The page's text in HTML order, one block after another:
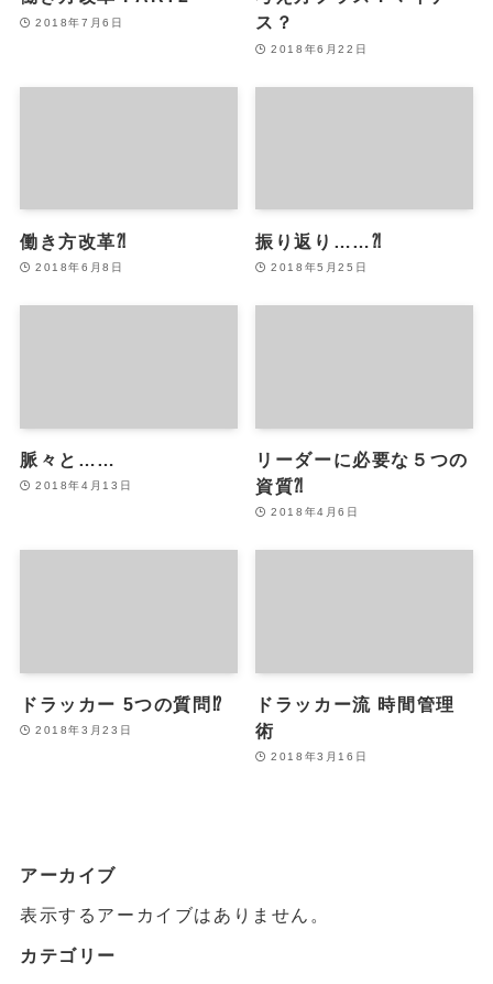
2018年7月6日
ス？
2018年6月22日
働き方改革⁈
2018年6月8日
振り返り……⁈
2018年5月25日
脈々と……
2018年4月13日
リーダーに必要な５つの
資質⁈
2018年4月6日
ドラッカー 5つの質問⁉︎
2018年3月23日
ドラッカー流 時間管理
術
2018年3月16日
アーカイブ
表示するアーカイブはありません。
カテゴリー